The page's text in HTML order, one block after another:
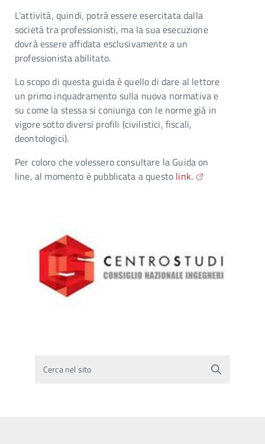
L’attività, quindi, potrà essere esercitata dalla
società tra professionisti, ma la sua esecuzione
dovrà essere affidata esclusivamente a un
professionista abilitato.
Lo scopo di questa guida è quello di dare al lettore
un primo inquadramento sulla nuova normativa e
su come la stessa si coniunga con le norme già in
vigore sotto diversi profili (civilistici, fiscali,
deontologici).
Per coloro che volessero consultare la Guida on
line, al momento è pubblicata a questo link.
Cerca nel sito